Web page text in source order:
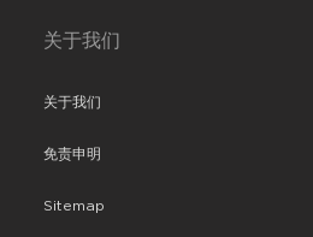
关于我们
关于我们
免责申明
Sitemap